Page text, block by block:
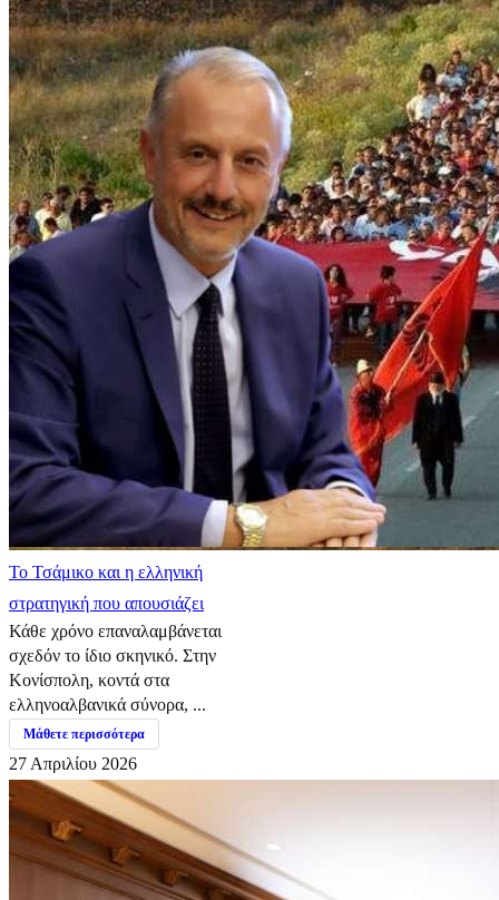
​Το Τσάμικο και η ελληνική
στρατηγική που απουσιάζει
Κάθε χρόνο επαναλαμβάνεται
σχεδόν το ίδιο σκηνικό. Στην
Κονίσπολη, κοντά στα
ελληνοαλβανικά σύνορα, ...
Μάθετε περισσότερα
27 Απριλίου 2026